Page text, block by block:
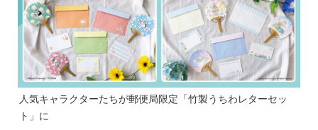
人気キャラクターたちが郵便局限定「竹製うちわレターセッ
ト」に